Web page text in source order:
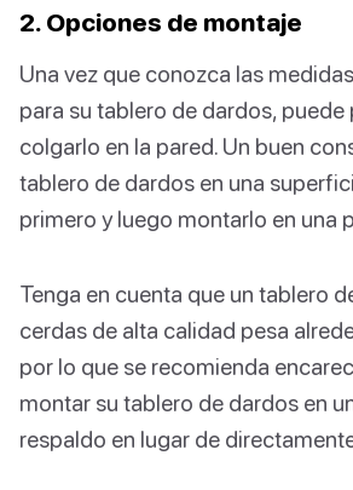
2. Opciones de montaje
Una vez que conozca las
para su tablero de dardos, puede
colgarlo en la pared. Un buen
tablero de dardos en una
primero y luego montarlo en una
Tenga en cuenta que un tablero
cerdas de alta calidad pesa
por lo que se recomienda
montar su tablero de dardos en
respaldo en lugar de